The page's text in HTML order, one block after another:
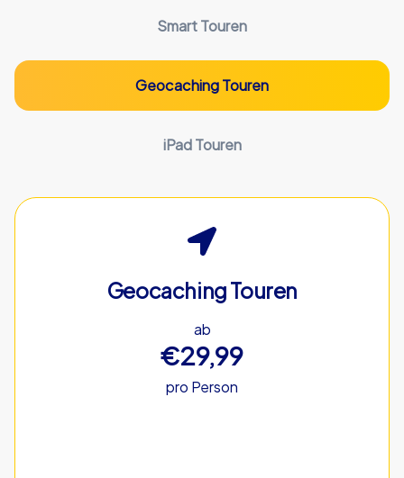
Smart Touren
Geocaching Touren
iPad Touren
Geocaching Touren
ab
€29,99
pro Person